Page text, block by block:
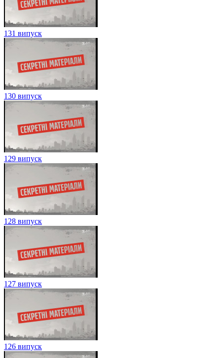
131 випуск
130 випуск
129 випуск
128 випуск
127 випуск
126 випуск